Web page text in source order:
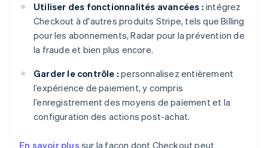
Utiliser des fonctionnalités avancées : intégrez
Checkout à d'autres produits Stripe, tels que Billing
pour les abonnements, Radar pour la prévention de
la fraude et bien plus encore.
Garder le contrôle : personnalisez entièrement
l’expérience de paiement, y compris
l’enregistrement des moyens de paiement et la
configuration des actions post-achat.
En savoir plus sur la façon dont Checkout peut